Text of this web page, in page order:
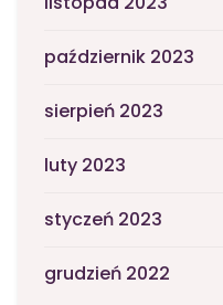
październik 2023
sierpień 2023
luty 2023
styczeń 2023
grudzień 2022